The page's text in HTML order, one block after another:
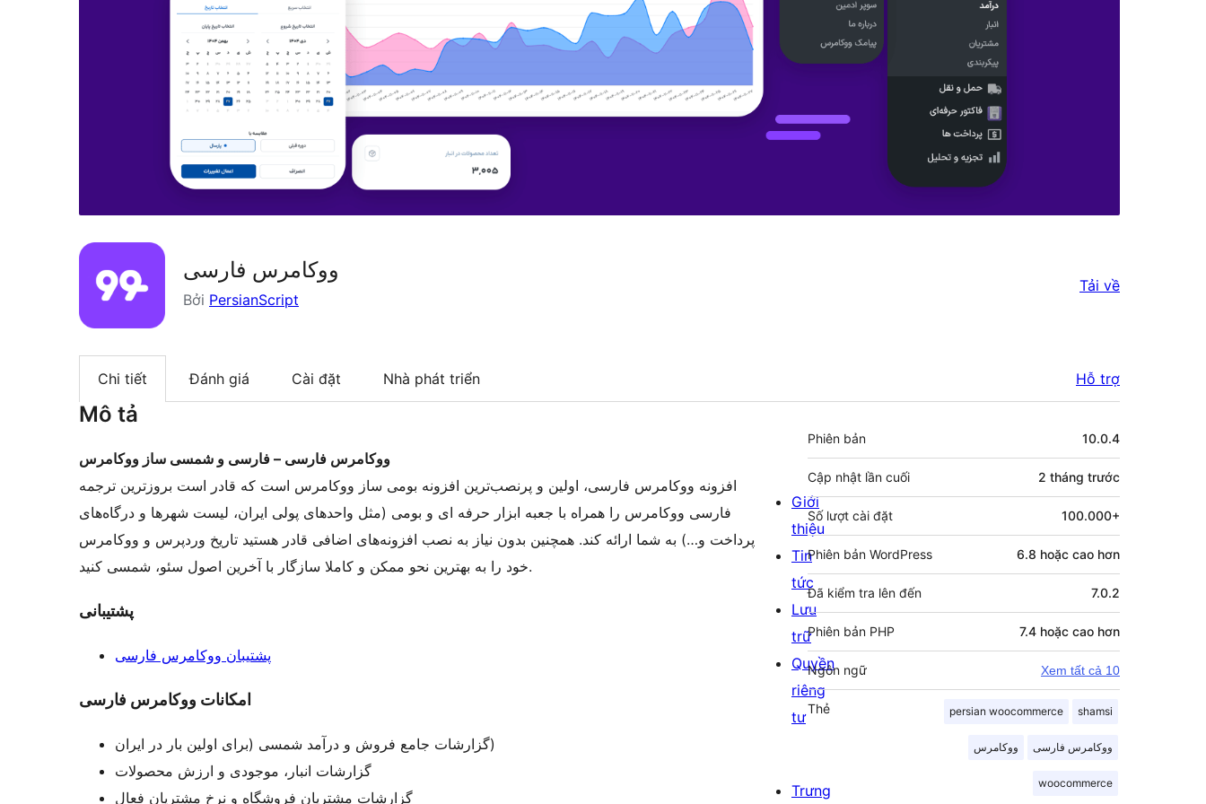
ووکامرس فارسی
Bởi PersianScript
Tải về
Chi tiết Đánh giá Cài đặt Nhà phát triển Hỗ trợ
Mô tả
ووکامرس فارسی – فارسی و شمسی ساز ووکامرس
افزونه ووکامرس فارسی، اولین و پرنصب‌ترین افزونه بومی ساز ووکامرس است که قادر است بروزترین ترجمه
فارسی ووکامرس را همراه با جعبه ابزار حرفه ای و بومی (مثل واحدهای پولی ایران، لیست شهرها و درگاه‌های
پرداخت و…) به شما ارائه کند. همچنین بدون نیاز به نصب افزونه‌های اضافی قادر هستید تاریخ وردپرس و ووکامرس
خود را به بهترین نحو ممکن و کاملا سازگار با آخرین اصول سئو، شمسی کنید.
پشتیبانی
پشتیبان ووکامرس فارسی
امکانات ووکامرس فارسی
گزارشات جامع فروش و درآمد شمسی (برای اولین بار در ایران)
گزارشات انبار، موجودی و ارزش محصولات
گزارشات مشتریان فروشگاه و نرخ مشتریان فعال
Meta
Phiên bản 10.0.4
Cập nhật lần cuối 2 tháng trước
Số lượt cài đặt 100.000+
Phiên bản WordPress 6.8 hoặc cao hơn
Đã kiểm tra lên đến 7.0.2
Phiên bản PHP 7.4 hoặc cao hơn
Ngôn ngữ Xem tất cả 10
Thẻ persian woocommerce shamsi
ووکامرس ووکامرس فارسی
woocommerce
Giới
thiệu
Tin
tức
Lưu
trữ
Quyền
riêng
tư
Trưng